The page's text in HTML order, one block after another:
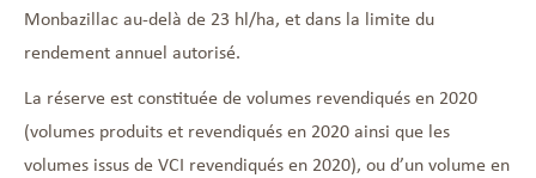
Monbazillac au-delà de 23 hl/ha, et dans la limite du
rendement annuel autorisé.
La réserve est constituée de volumes revendiqués en 2020
(volumes produits et revendiqués en 2020 ainsi que les
volumes issus de VCI revendiqués en 2020), ou d’un volume en